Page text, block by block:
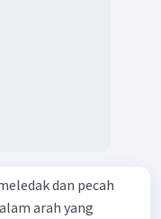
dan pecah
arah yang